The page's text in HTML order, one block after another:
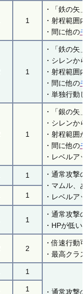
1
・「鉄の矢
・射程範
・間に他の
1
・「鉄の矢
・シレン
・射程範
・間に他の
・単独行
1
・「銀の矢
・シレン
・射程範
・間に他の
・レベル
1
・通常攻撃
・マムル
・レベル
1
1
・通常攻
・HPが低
2
・倍速行
・最高クラ
1
・通常攻撃
1